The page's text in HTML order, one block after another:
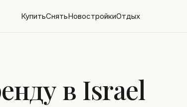
КупитьСнятьНовостройкиОтдых
в Israel